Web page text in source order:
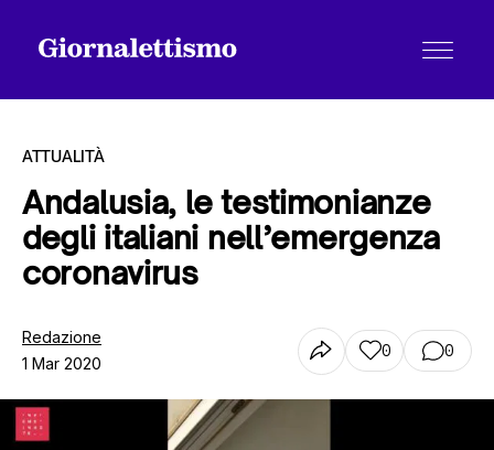
Tutti gli articoli
Chi siamo
Contatti
ATTUALITÀ
Andalusia, le testimonianze
degli italiani nell’emergenza
coronavirus
Redazione
1 Mar 2020
0 0